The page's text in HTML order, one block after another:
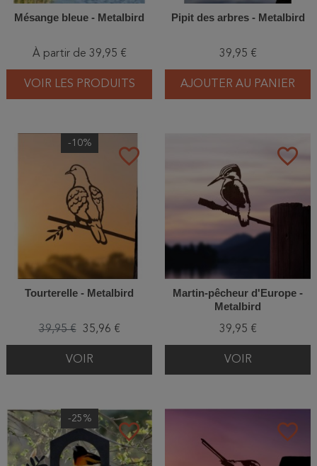
Mésange bleue - Metalbird
À partir de 39,95 €
VOIR LES PRODUITS
Pipit des arbres - Metalbird
39,95 €
AJOUTER AU PANIER
favorite_border
-10%
Tourterelle - Metalbird
39,95 € 35,96 €
VOIR
favorite_border
Martin-pêcheur d'Europe -
Metalbird
39,95 €
VOIR
favorite_border
-25%
favorite_border